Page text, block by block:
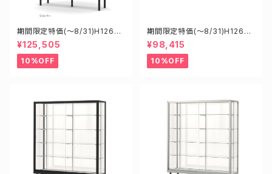
期間限定特価(～8/31)H12605
S W1200D600H1500mm 新
型業務用ガラスケース ショーケ
ース
¥125,505
10%OFF
期間限定特価(～8/31)H12600
B W1200D600H900mm 新
型業務用ガラスケース ショーケ
ース
¥98,415
10%OFF